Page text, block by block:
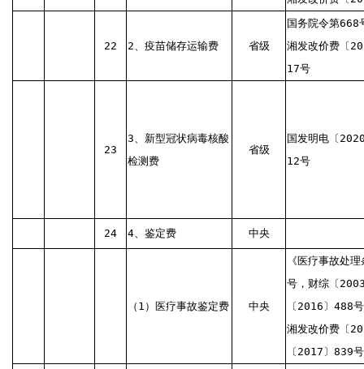
22 2、疫苗储存运输费 省级
国务院令第668
湘发改价费〔
17号
23
3、新型冠状病毒核酸
检测费
省级
国发明电〔
12号
24 4、鉴定费 中央
（1）医疗事故鉴定费 中央
《医疗事故处
号，财综〔
〔2016〕488
湘发改价费〔
〔2017〕839号